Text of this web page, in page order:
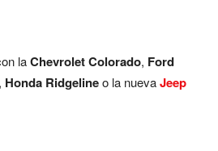
laChevrolet Colorado, Ford
, Honda Ridgelineo la nuevaJeep